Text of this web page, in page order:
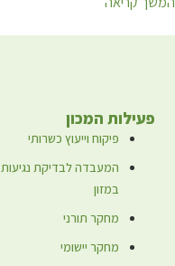
פעילות המכון
פיקוח וייעוץ כשרותי
המעבדה לבדיקת נגיעות
במזון
מחקר תורני
מחקר יישומי